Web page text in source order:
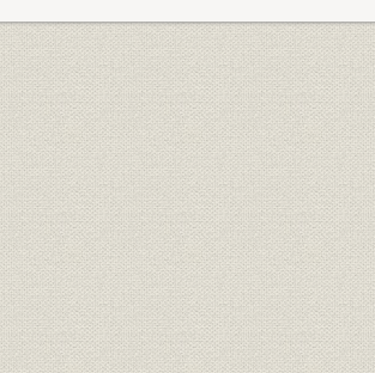
メントの需要と皇居御造営事業
工作分局の払下と工部省の廃止
営事業の整理と深川工作分局の払下
工部省の廃止と深川工作分局の業績
場時代(明治十六年ヨリ同三十年マデ)
時代
代社長の生立